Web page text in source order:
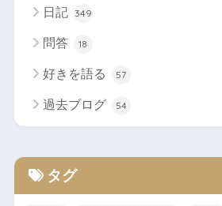
日記 349
問答 18
好きを語る 57
過去ブログ 54
タグ